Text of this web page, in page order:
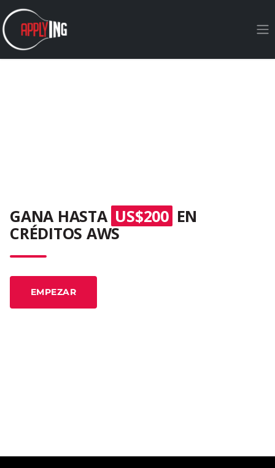
Ir al contenido
GANA HASTA US$200 EN
CRÉDITOS AWS
EMPEZAR